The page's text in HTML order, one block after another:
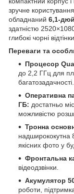
зручне
обладнаний 6,1-
здатністю
глибокі чорні
Переваги та
Процесор
до 2,2 ГГц для
багатозадачності.
Оперативна
ГБ: достатньо
можливістю
Тронна
надширококутна
якісних фото у
Фронтальна
відеодзвінки.
Акумулятор
роботи,